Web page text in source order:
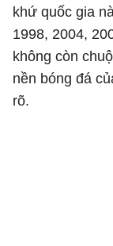
khứ quốc gia
1998, 2004,
không còn
nền bóng đá
rõ.